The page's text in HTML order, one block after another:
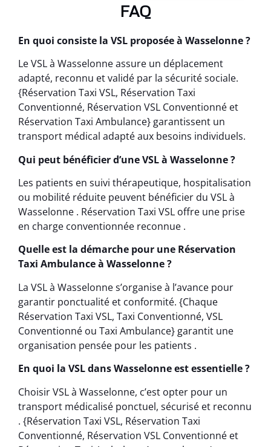
FAQ
En quoi consiste la VSL proposée à Wasselonne ?
Le VSL à Wasselonne assure un déplacement
adapté, reconnu et validé par la sécurité sociale.
{Réservation Taxi VSL, Réservation Taxi
Conventionné, Réservation VSL Conventionné et
Réservation Taxi Ambulance} garantissent un
transport médical adapté aux besoins individuels.
Qui peut bénéficier d’une VSL à Wasselonne ?
Les patients en suivi thérapeutique, hospitalisation
ou mobilité réduite peuvent bénéficier du VSL à
Wasselonne . Réservation Taxi VSL offre une prise
en charge conventionnée reconnue .
Quelle est la démarche pour une Réservation
Taxi Ambulance à Wasselonne ?
La VSL à Wasselonne s’organise à l’avance pour
garantir ponctualité et conformité. {Chaque
Réservation Taxi VSL, Taxi Conventionné, VSL
Conventionné ou Taxi Ambulance} garantit une
organisation pensée pour les patients .
En quoi la VSL dans Wasselonne est essentielle ?
Choisir VSL à Wasselonne, c’est opter pour un
transport médicalisé ponctuel, sécurisé et reconnu
. {Réservation Taxi VSL, Réservation Taxi
Conventionné, Réservation VSL Conventionné et